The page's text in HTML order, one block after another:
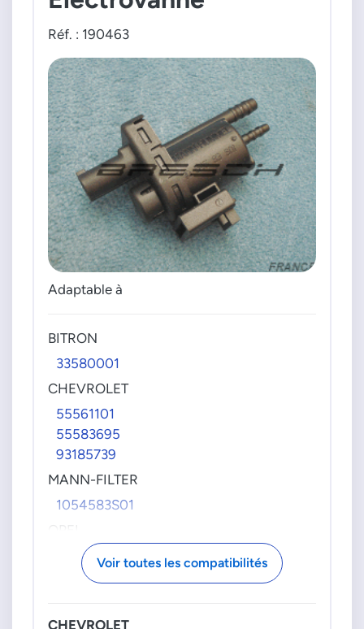
Réf. : 190463
Adaptable à
BITRON
33580001
CHEVROLET
55561101
55583695
93185739
MANN-FILTER
1054583S01
1054583501
5807482
Voir toutes les compatibilités
CHEVROLET